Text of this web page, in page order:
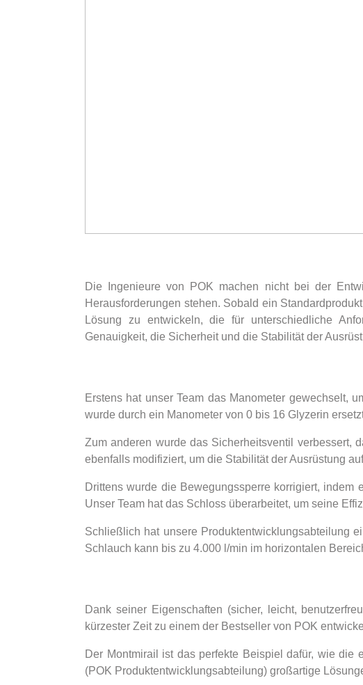
Die Ingenieure von POK machen nicht bei der
Herausforderungen stehen. Sobald ein
Lösung zu entwickeln, die für unterschiedliche
Genauigkeit, die Sicherheit und die Stabilität der
Erstens hat unser Team das Manometer gewechselt,
wurde durch ein Manometer von 0 bis 16 Glyzerin
Zum anderen wurde das Sicherheitsventil verbessert,
ebenfalls modifiziert, um die Stabilität der Ausrüstung
Drittens wurde die Bewegungssperre korrigiert,
Unser Team hat das Schloss überarbeitet, um seine
Schließlich hat unsere Produktentwicklungsabteilung
Schlauch kann bis zu 4.000 l/min im horizontalen
Dank seiner Eigenschaften (sicher, leicht,
kürzester Zeit zu einem der Bestseller von POK
Der Montmirail ist das perfekte Beispiel dafür, wie die
(POK Produktentwicklungsabteilung) großartige